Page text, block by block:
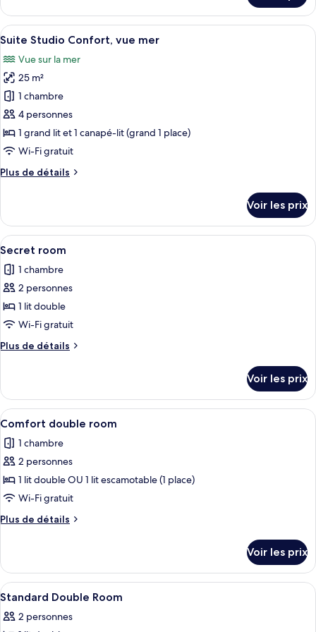
Supérieure,
balcon
le
type
de
Suite
Studio
Supérieure,
balcon
Afficher
toutes
les
photos
pour
ce
type
de
chambre :
Suite
vue
mer
Une chambre d’hôtel avec un lit, un
4
Suite Studio Confort, vue mer
Vue sur la mer
25 m²
1 chambre
4 personnes
1 grand lit et 1 canapé-lit (grand 1 place)
Wi-Fi gratuit
Plus de détails
Plus
le
type
de
Suite
Studio
vue
mer
Voir les prix
Afficher
toutes
les
photos
pour
ce
type
de
Secret
room
Une chambre d’hôtel avec un lit en
3
Secret room
1 chambre
2 personnes
1 lit double
Wi-Fi gratuit
Plus de détails
Plus
le
type
de
Secret
room
Voir les prix
Afficher
toutes
les
photos
pour
ce
type
de
Comfort
double
room
Une chambre d’hôtel comprenant
7
Comfort double room
1 chambre
2 personnes
1 lit double OU 1 lit escamotable (1 place)
Wi-Fi gratuit
Plus de détails
Plus
le
type
de
Comfort
Voir les prix
Afficher
toutes
les
Minibar, bureau, Wi-Fi gratuit, draps
1
Standard Double Room
2 personnes